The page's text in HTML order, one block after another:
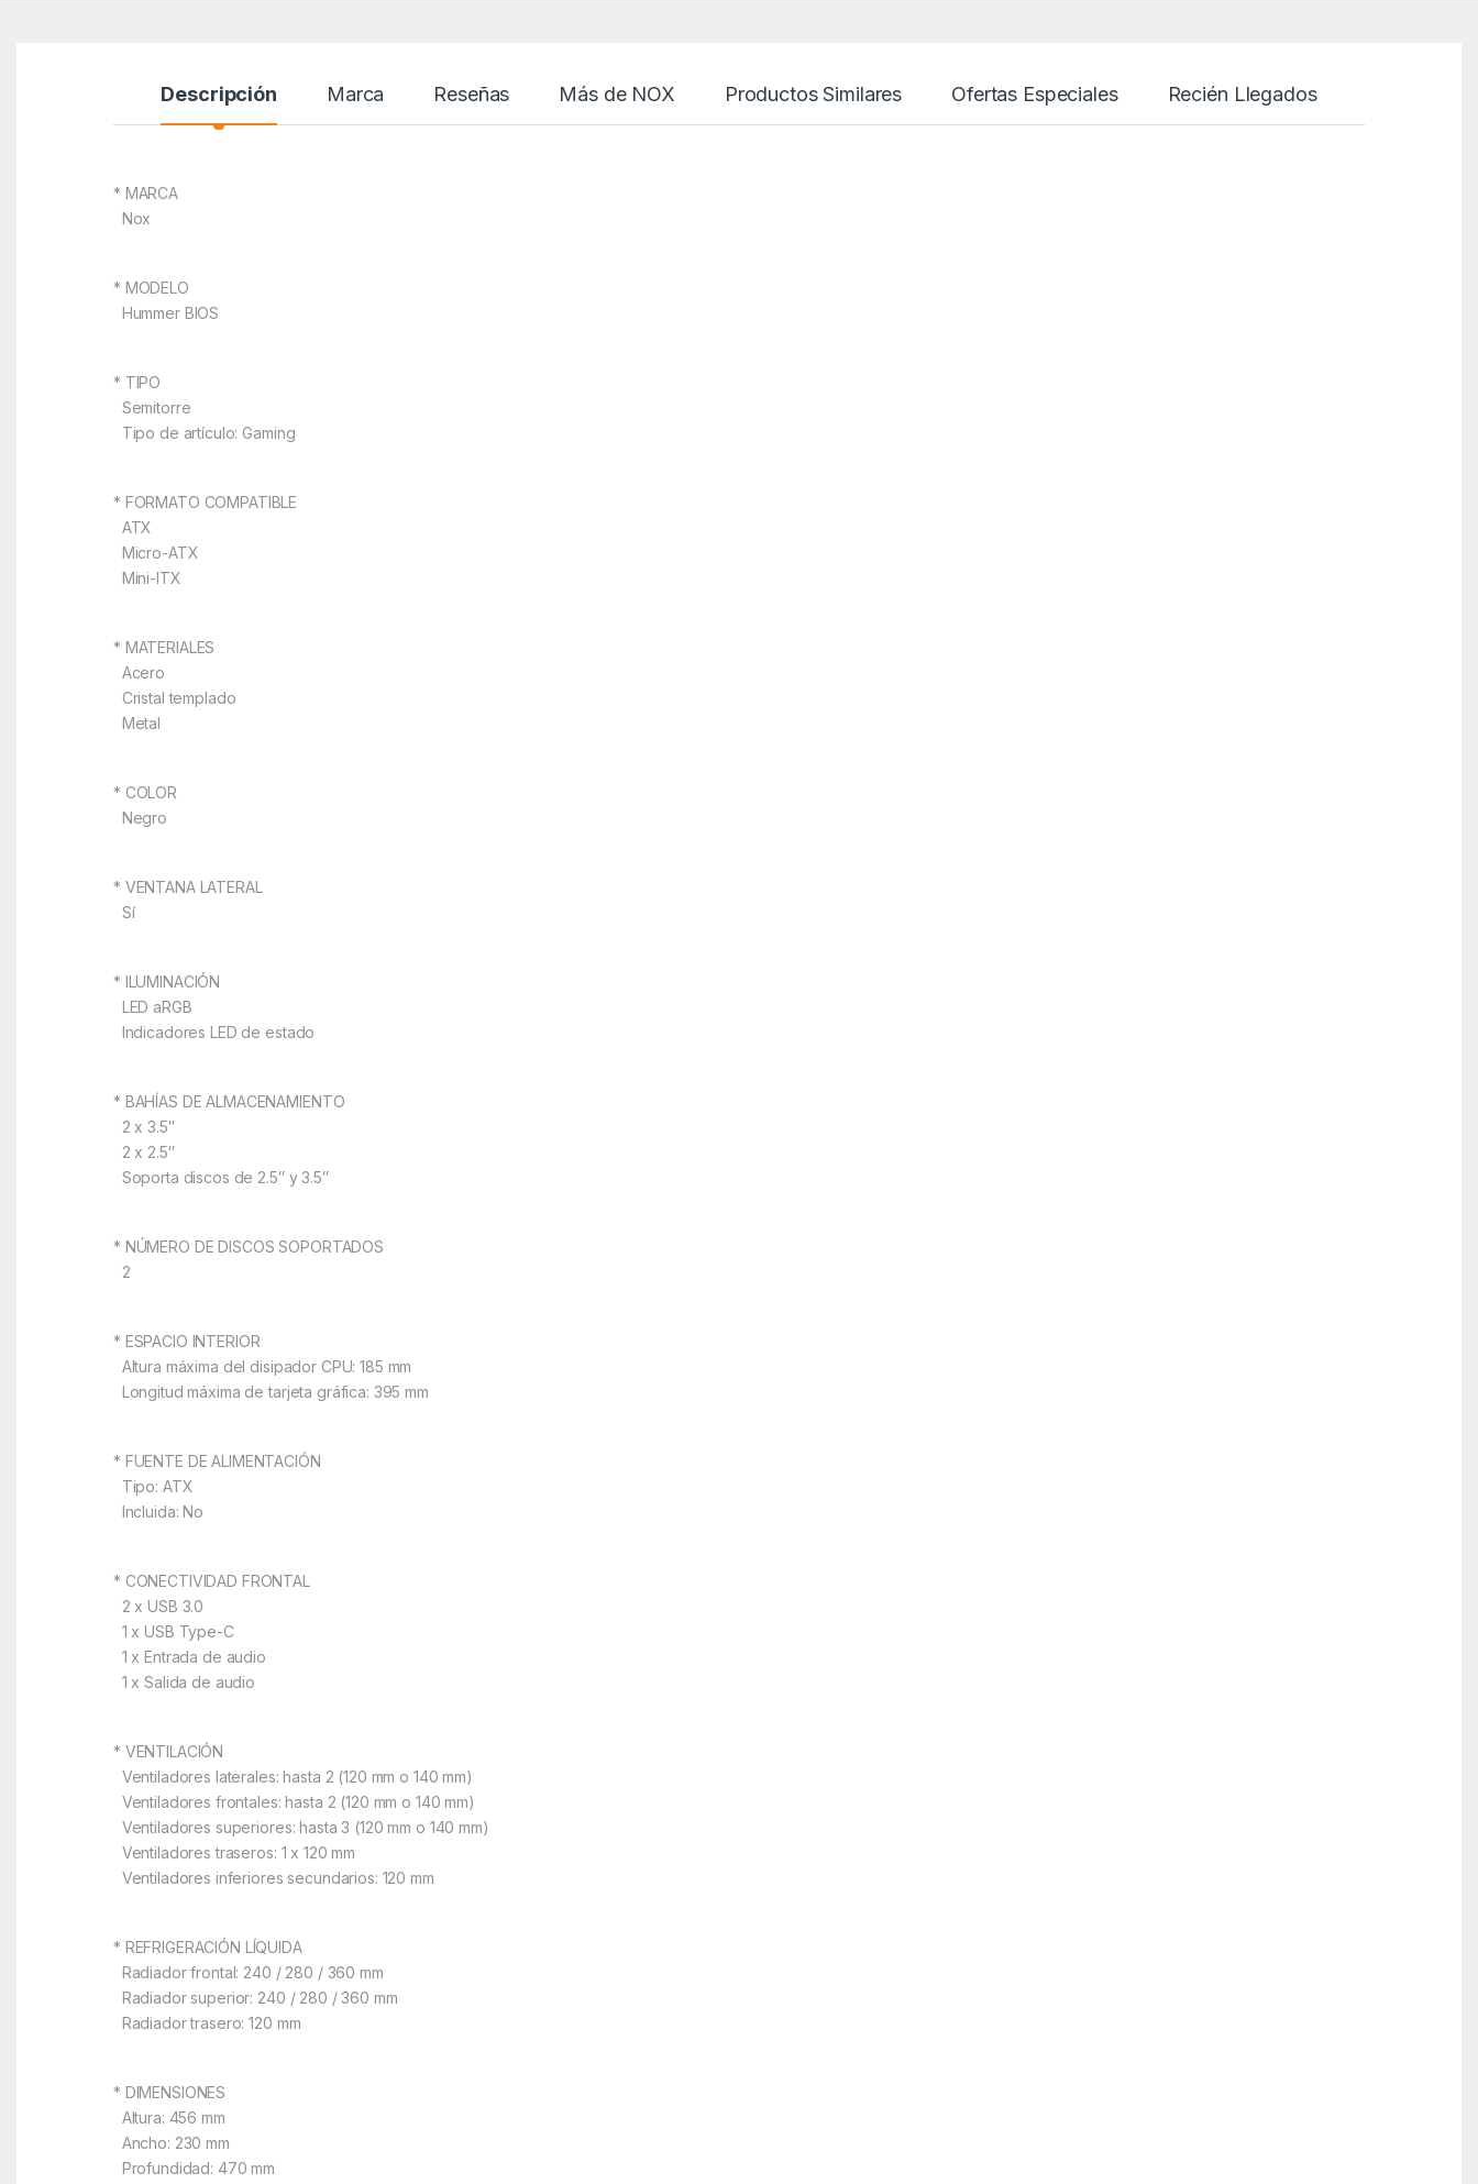
Descripción Marca Reseñas Más de NOX Productos Similares Ofertas Especiales Recién Llegados
* MARCA
Nox
* MODELO
Hummer BIOS
* TIPO
Semitorre
Tipo de artículo: Gaming
* FORMATO COMPATIBLE
ATX
Micro-ATX
Mini-ITX
* MATERIALES
Acero
Cristal templado
Metal
* COLOR
Negro
* VENTANA LATERAL
Sí
* ILUMINACIÓN
LED aRGB
Indicadores LED de estado
* BAHÍAS DE ALMACENAMIENTO
2 x 3.5″
2 x 2.5″
Soporta discos de 2.5″ y 3.5″
* NÚMERO DE DISCOS SOPORTADOS
2
* ESPACIO INTERIOR
Altura máxima del disipador CPU: 185 mm
Longitud máxima de tarjeta gráfica: 395 mm
* FUENTE DE ALIMENTACIÓN
Tipo: ATX
Incluida: No
* CONECTIVIDAD FRONTAL
2 x USB 3.0
1 x USB Type-C
1 x Entrada de audio
1 x Salida de audio
* VENTILACIÓN
Ventiladores laterales: hasta 2 (120 mm o 140 mm)
Ventiladores frontales: hasta 2 (120 mm o 140 mm)
Ventiladores superiores: hasta 3 (120 mm o 140 mm)
Ventiladores traseros: 1 x 120 mm
Ventiladores inferiores secundarios: 120 mm
* REFRIGERACIÓN LÍQUIDA
Radiador frontal: 240 / 280 / 360 mm
Radiador superior: 240 / 280 / 360 mm
Radiador trasero: 120 mm
* DIMENSIONES
Altura: 456 mm
Ancho: 230 mm
Profundidad: 470 mm